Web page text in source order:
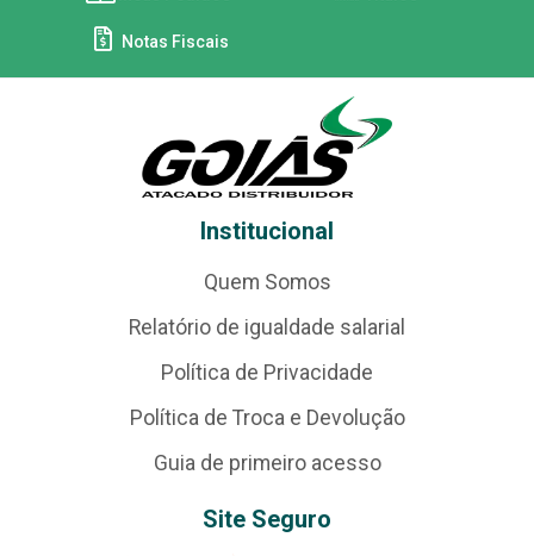
Notas Fiscais
Institucional
Quem Somos
Relatório de igualdade salarial
Política de Privacidade
Política de Troca e Devolução
Guia de primeiro acesso
Site Seguro